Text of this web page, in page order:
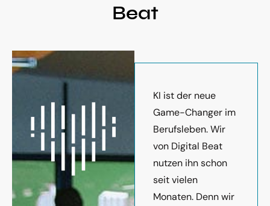
Beat
KI ist der neue
Game-Changer im
Berufsleben. Wir
von Digital Beat
nutzen ihn schon
seit vielen
Monaten. Denn wir